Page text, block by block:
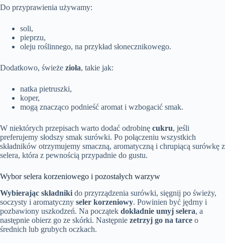
Do przyprawienia używamy:
soli,
pieprzu,
oleju roślinnego, na przykład słonecznikowego.
Dodatkowo, świeże zioła, takie jak:
natka pietruszki,
koper,
mogą znacząco podnieść aromat i wzbogacić smak.
W niektórych przepisach warto dodać odrobinę cukru, jeśli
preferujemy słodszy smak surówki. Po połączeniu wszystkich
składników otrzymujemy smaczną, aromatyczną i chrupiącą surówkę z
selera, która z pewnością przypadnie do gustu.
Wybor selera korzeniowego i pozostałych warzyw
Wybierając składniki do przyrządzenia surówki, sięgnij po świeży,
soczysty i aromatyczny seler korzeniowy. Powinien być jędrny i
pozbawiony uszkodzeń. Na początek dokładnie umyj selera, a
następnie obierz go ze skórki. Następnie zetrzyj go na tarce o
średnich lub grubych oczkach.